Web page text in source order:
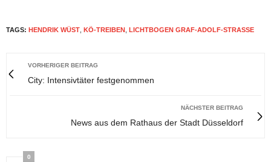
TAGS: HENDRIK WÜST KÖ-TREIBEN LICHTBOGEN GRAF-ADOLF-STRASSE
VORHERIGER BEITRAG
City: Intensivtäter festgenommen
NÄCHSTER BEITRAG
News aus dem Rathaus der Stadt Düsseldorf
0